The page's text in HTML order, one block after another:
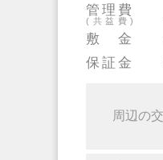
管理費
(共益費)
敷 金
保証金
周辺の